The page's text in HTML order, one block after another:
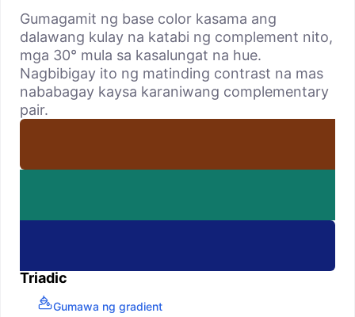
Gumagamit ng base color kasama ang
dalawang kulay na katabi ng complement nito,
mga 30° mula sa kasalungat na hue.
Nagbibigay ito ng matinding contrast na mas
nababagay kaysa karaniwang complementary
pair.
Triadic
Gumawa ng gradient